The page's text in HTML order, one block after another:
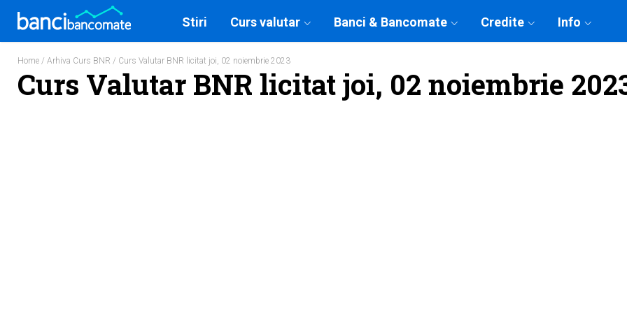
Stiri Curs valutar Banci & Bancomate Credite Info
Home / Arhiva Curs BNR / Curs Valutar BNR licitat joi, 02 noiembrie 2023
Curs Valutar BNR licitat joi, 02 noiembrie